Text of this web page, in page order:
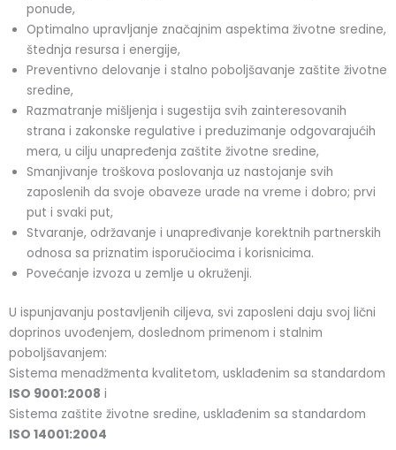
ponude,
Optimalno upravljanje značajnim aspektima životne sredine,
štednja resursa i energije,
Preventivno delovanje i stalno poboljšavanje zaštite životne
sredine,
Razmatranje mišljenja i sugestija svih zainteresovanih
strana i zakonske regulative i preduzimanje odgovarajućih
mera, u cilju unapređenja zaštite životne sredine,
Smanjivanje troškova poslovanja uz nastojanje svih
zaposlenih da svoje obaveze urade na vreme i dobro; prvi
put i svaki put,
Stvaranje, održavanje i unapređivanje korektnih partnerskih
odnosa sa priznatim isporučiocima i korisnicima.
Povećanje izvoza u zemlje u okruženji.
U ispunjavanju postavljenih ciljeva, svi zaposleni daju svoj lični
doprinos uvođenjem, doslednom primenom i stalnim
poboljšavanjem:
Sistema menadžmenta kvalitetom, usklađenim sa standardom
ISO 9001:2008 i
Sistema zaštite životne sredine, usklađenim sa standardom
ISO 14001:2004